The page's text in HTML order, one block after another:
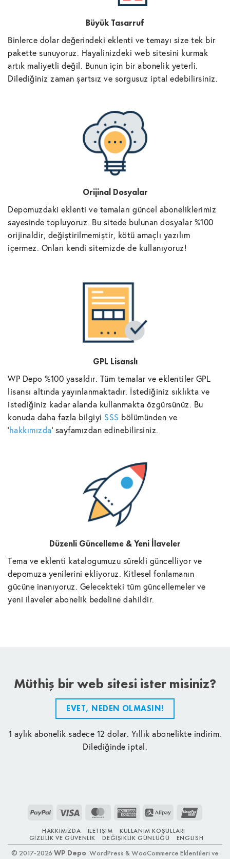
Büyük Tasarruf
Binlerce dolar değerindeki eklenti ve temayı size tek bir
pakette sunuyoruz. Hayalinizdeki web sitesini kurmak
artık maliyetli değil. Bunun için bir abonelik yeterli.
Dilediğiniz zaman şartsız ve sorgusuz iptal edebilirsiniz.
Orijinal Dosyalar
Depomuzdaki eklenti ve temaları güncel aboneliklerimiz
sayesinde topluyoruz. Bu sitede bulunan dosyalar %100
orijinaldir, değiştirilmemiştir, kötü amaçlı yazılım
içermez. Onları kendi sitemizde de kullanıyoruz!
GPL Lisanslı
WP Depo %100 yasaldır. Tüm temalar ve eklentiler GPL
lisansı altında yayınlanmaktadır. İstediğiniz sıklıkta ve
istediğiniz kadar alanda kullanmakta özgürsünüz. Bu
konuda daha fazla bilgiyi SSS bölümünden ve
'hakkımızda' sayfamızdan edinebilirsiniz.
Düzenli Güncelleme & Yeni İlaveler
Tema ve eklenti katalogumuzu sürekli güncelliyor ve
depomuza yenilerini ekliyoruz. Kitlesel fonlamanın
gücüne inanıyoruz. Gelecekteki tüm güncellemeler ve
yeni ilaveler abonelik bedeline dahildir.
Müthiş bir web sitesi ister misiniz?
EVET, NEDEN OLMASIN!
1 aylık abonelik sadece 12 dolar. Yıllık abonelikte indirim.
Dilediğinde iptal.
PayPal Visa MasterCardAmerican
Alipay
HAKKIMIZDA İLETIŞIM
KULLANIM KOŞULLARI
GIZLILIK VE GÜVENLIK
DEĞIŞIKLIK GÜNLÜĞÜ ENGLISH
© 2017-2026 WP Depo. WordPress & WooCommerce Eklentileri ve